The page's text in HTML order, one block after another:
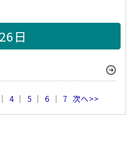
日
4 ｜ 5 ｜6 ｜ 7 次へ>>